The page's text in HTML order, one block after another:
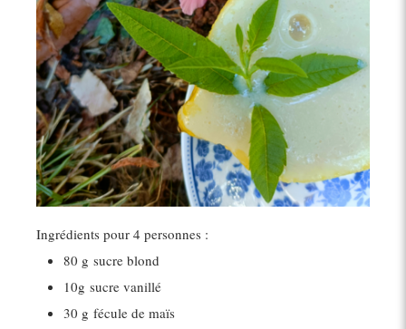
Ingrédients pour 4 personnes :
80 g sucre blond
10g sucre vanillé
30 g fécule de maïs